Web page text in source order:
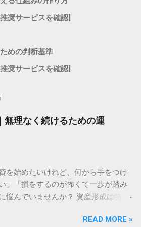
推奨サービスを確認]
めの判断基準
推奨サービスを確認]
無理なく続けるための運
を始めたいけれど、何から手をつけ
」「損をするのが怖くて一歩が踏み
悩んでいませんか？ 資産形成は特別
分に合ったペースで長く続けること
READ MORE »